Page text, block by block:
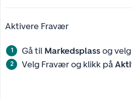
Aktivere Fravær
Gå til Markedsplassog velg
Velg Fravær og klikk på